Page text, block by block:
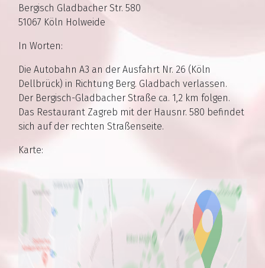
Bergisch Gladbacher Str. 580
51067 Köln Holweide
In Worten:
Die Autobahn A3 an der Ausfahrt Nr. 26 (Köln
Dellbrück) in Richtung Berg. Gladbach verlassen.
Der Bergisch-Gladbacher Straße ca. 1,2 km folgen.
Das Restaurant Zagreb mit der Hausnr. 580 befindet
sich auf der rechten Straßenseite.
Karte: